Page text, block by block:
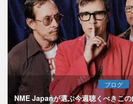
ブログ
NME Japanが選ぶ今週聴くべきこ